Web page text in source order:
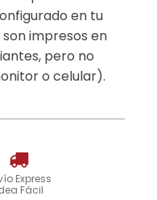
en tu
impresos en
pero no
o celular).
Express
Fácil